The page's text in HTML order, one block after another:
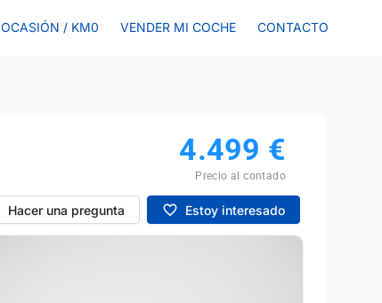
OCASIÓN / KM0 VENDER MI COCHE CONTACTO
4.499 €
Precio al contado
Hacer una pregunta Estoy interesado